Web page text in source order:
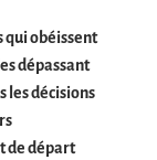
qui obéissent
dépassant
les décisions
de départ